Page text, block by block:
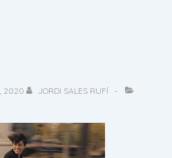
2020
JORDI SALES RUFÍ